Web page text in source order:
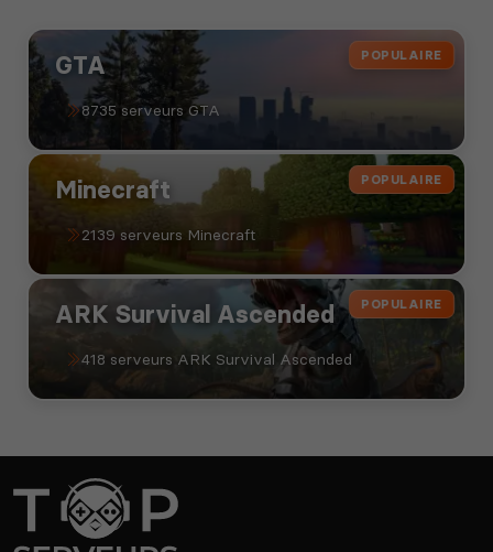
POPULAIRE
GTA
8735 serveurs GTA
POPULAIRE
Minecraft
2139 serveurs Minecraft
POPULAIRE
ARK Survival Ascended
418 serveurs ARK Survival Ascended